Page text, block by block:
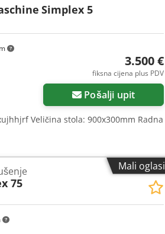
Simplex 5
3.500 €
fiksna cijena plus PDV
Pošalji upit
Veličina stola: 900x300mm Radna
Mali oglasi
75